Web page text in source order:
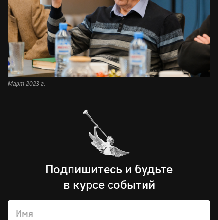
Март 2023 г.
Подпишитесь и будьте
в курсе событий
Имя